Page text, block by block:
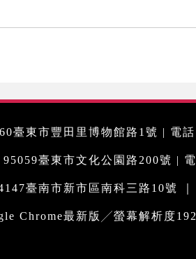
臺東市豐田里博物館路1號 | 電
臺東市文化公園路200號 |
臺南市新市區南科三路10號
Chrome最新版╱螢幕解析度